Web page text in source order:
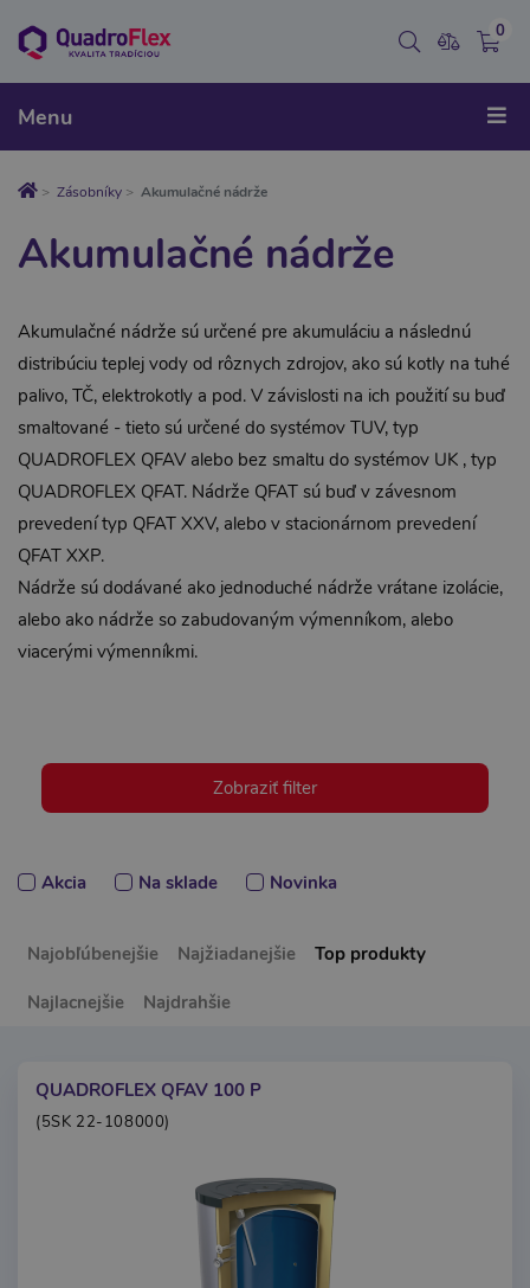
Menu
0
Zásobníky Akumulačné nádrže
Akumulačné nádrže
Akumulačné nádrže sú určené pre akumuláciu a následnú
distribúciu teplej vody od rôznych zdrojov, ako sú kotly na tuhé
palivo, TČ, elektrokotly a pod. V závislosti na ich použití su buď
smaltované - tieto sú určené do systémov TUV, typ
QUADROFLEX QFAV alebo bez smaltu do systémov UK , typ
QUADROFLEX QFAT. Nádrže QFAT sú buď v závesnom
prevedení typ QFAT XXV, alebo v stacionárnom prevedení
QFAT XXP.
Nádrže sú dodávané ako jednoduché nádrže vrátane izolácie,
alebo ako nádrže so zabudovaným výmenníkom, alebo
viacerými výmenníkmi.
Zobraziť filter
Najobľúbenejšie Najžiadanejšie Top produkty
Najlacnejšie Najdrahšie
Akcia Na sklade Novinka
QUADROFLEX QFAV 100 P
(5SK 22-108000)